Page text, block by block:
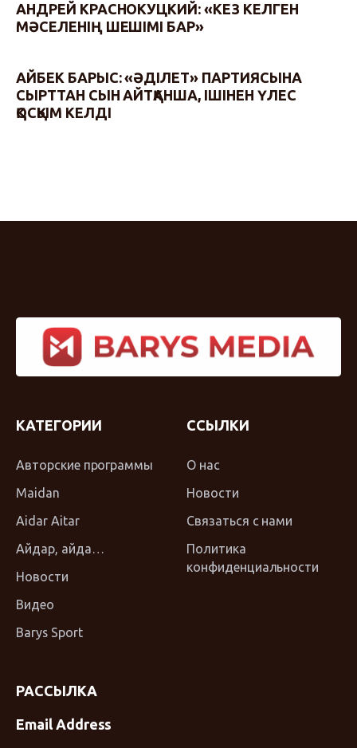
АНДРЕЙ КРАСНОКУЦКИЙ: «КЕЗ КЕЛГЕН
МӘСЕЛЕНІҢ ШЕШІМІ БАР»
АЙБЕК БАРЫС: «ӘДІЛЕТ» ПАРТИЯСЫНА
СЫРТТАН СЫН АЙТҚАНША, ІШІНЕН ҮЛЕС
ҚОСҚЫМ КЕЛДІ
КАТЕГОРИИ
Авторские программы
Maidan
Aidar Aitar
Айдар, айда…
Новости
Видео
Barys Sport
ССЫЛКИ
О нас
Новости
Связаться с нами
Политика
конфиденциальности
РАССЫЛКА
Email Address